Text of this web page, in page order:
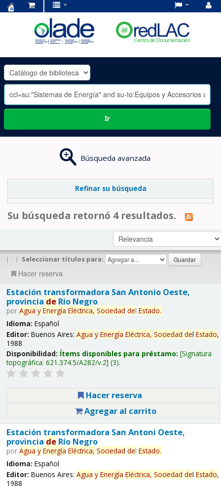
OLADE
-
Ir
Búsqueda avanzada
Refinar su búsqueda
Su búsqueda retornó 4 resultados.
| | Seleccionar títulos para:
Hacer reserva
Estación transformadora San Antonio Oeste,
provincia deRío Negro
por Agua y Energía Eléctrica, Sociedad del Estado.
Idioma: Español
Editor: Buenos Aires: Agua y Energía Eléctrica, Sociedad del Estado,
1988
Disponibilidad: Ítems disponibles para préstamo: Signatura
topográfica: 621.374.5/A282/v.2 (3).
Hacer reserva
Agregar al carrito
Estación transformadora San Antoni Oeste,
provincia deRío Negro
por Agua y Energía Eléctrica, Sociedad del Estado.
Idioma: Español
Editor: Buenos Aires: Agua y Energía Eléctrica, Sociedad del Estado,
1988